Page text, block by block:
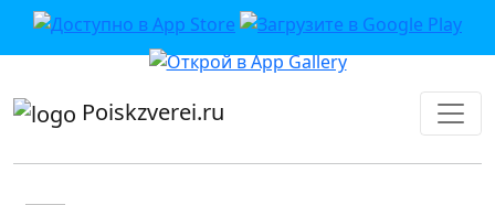
приложении или в VK">
Poiskzverei.ru